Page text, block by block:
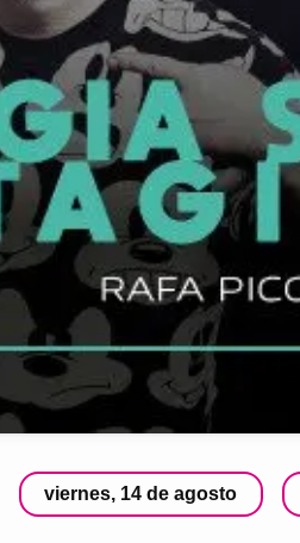
viernes, 14 de agosto